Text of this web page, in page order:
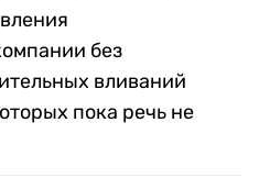
без
вливаний
пока речь не